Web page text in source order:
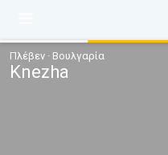
Πλέβεν · Βουλγαρία
Knezha